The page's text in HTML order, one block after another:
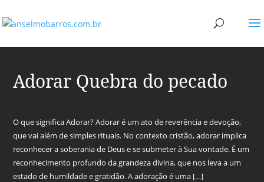
Adorar Quebra do pecado
O que significa Adorar? Adorar é um ato de reverência e devoção,
que vai além de simples rituais. No contexto cristão, adorar implica
reconhecer a soberania de Deus e se submeter à Sua vontade. É um
reconhecimento profundo da grandeza divina, que nos leva a um
estado de humildade e gratidão. A adoração é uma […]